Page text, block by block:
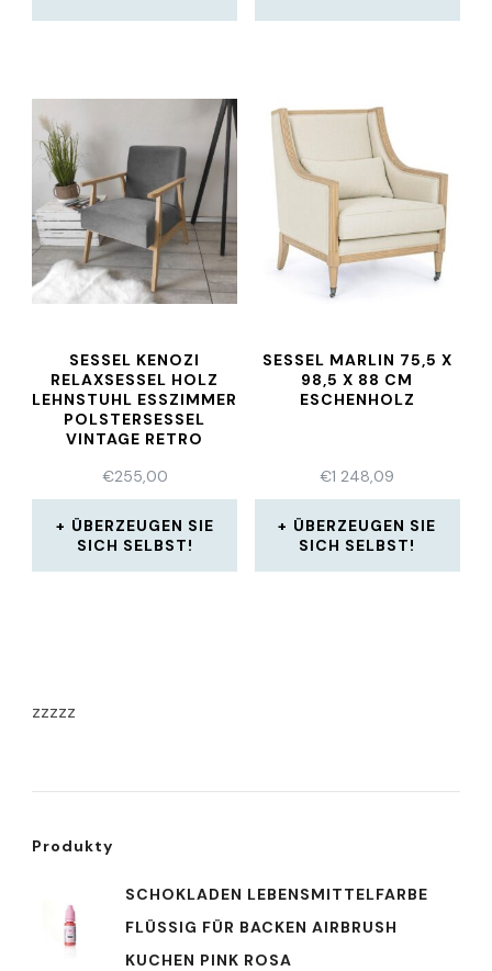
SESSEL KENOZI
RELAXSESSEL HOLZ
LEHNSTUHL ESSZIMMER
POLSTERSESSEL
VINTAGE RETRO
€255,00
ÜBERZEUGEN SIE
SICH SELBST!
SESSEL MARLIN 75,5 X
98,5 X 88 CM
ESCHENHOLZ
€1 248,09
ÜBERZEUGEN SIE
SICH SELBST!
zzzzz
Produkty
SCHOKLADEN LEBENSMITTELFARBE
FLÜSSIG FÜR BACKEN AIRBRUSH
KUCHEN PINK ROSA